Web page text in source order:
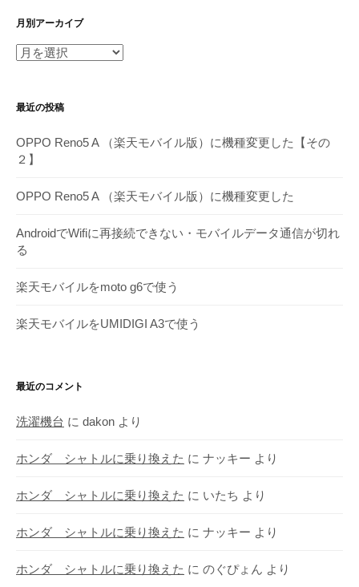
月別アーカイブ
月
ー
イ
ブ
最近の投稿
OPPO Reno5 A （楽天モバイル版）に機種変更した【その
２】
OPPO Reno5 A （楽天モバイル版）に機種変更した
AndroidでWifiに再接続できない・モバイルデータ通信が切れ
る
楽天モバイルをmoto g6で使う
楽天モバイルをUMIDIGI A3で使う
最近のコメント
洗濯機台 に dakon より
ホンダ シャトルに乗り換えた に ナッキー より
ホンダ シャトルに乗り換えた に いたち より
ホンダ シャトルに乗り換えた に ナッキー より
ホンダ シャトルに乗り換えた に のぐぴょん より